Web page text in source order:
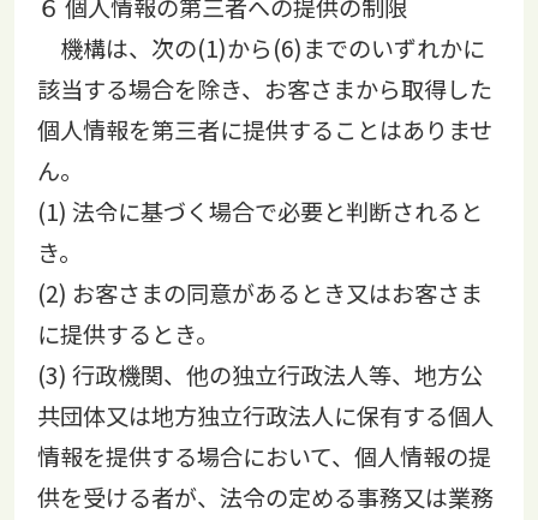
６ 個人情報の第三者への提供の制限
機構は、次の(1)から(6)までのいずれかに
該当する場合を除き、お客さまから取得した
個人情報を第三者に提供することはありませ
ん。
(1) 法令に基づく場合で必要と判断されると
き。
(2) お客さまの同意があるとき又はお客さま
に提供するとき。
(3) 行政機関、他の独立行政法人等、地方公
共団体又は地方独立行政法人に保有する個人
情報を提供する場合において、個人情報の提
供を受ける者が、法令の定める事務又は業務